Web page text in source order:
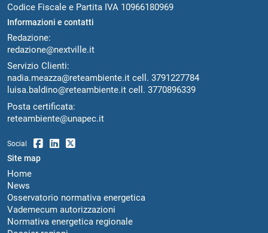
Codice Fiscale e Partita IVA 10966180969
Informazioni e contatti
Redazione:
redazione@nextville.it
Servizio Clienti:
nadia.meazza@reteambiente.it cell. 3791227784
luisa.baldino@reteambiente.it cell. 3770896339
Posta certificata:
reteambiente@unapec.it
Social
Site map
Home
News
Osservatorio normativa energetica
Vademecum autorizzazioni
Normativa energetica regionale